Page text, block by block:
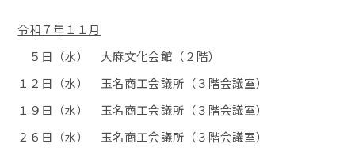
令和７年１１月
５日（水） 大麻文化会館（２階）
１２日（水） 玉名商工会議所（３階会議室）
１９日（水） 玉名商工会議所（３階会議室）
２６日（水） 玉名商工会議所（３階会議室）